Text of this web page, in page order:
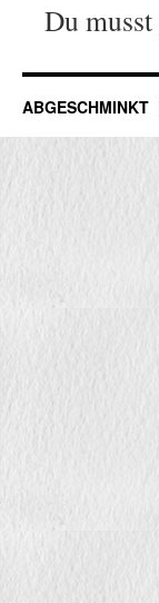
Du musst
ABGESCHMINKT